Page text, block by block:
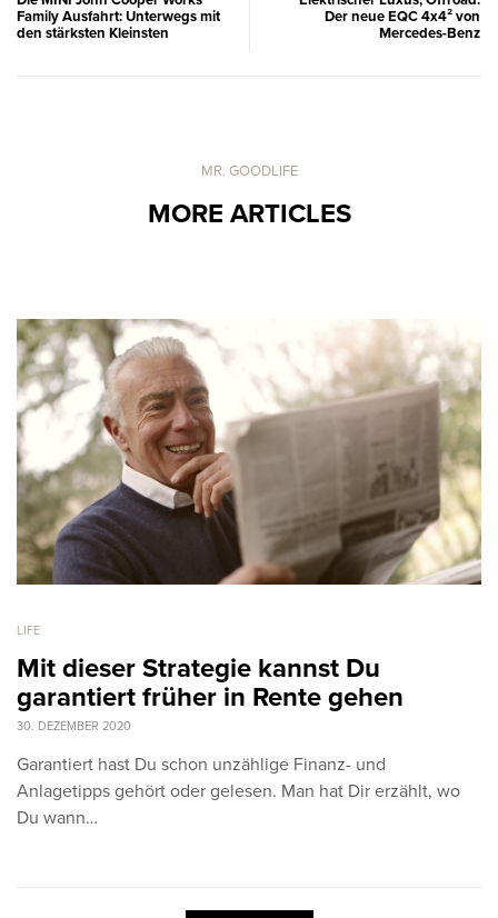
Family Ausfahrt: Unterwegs mit
den stärksten Kleinsten
Der neue EQC 4x4² von
Mercedes-Benz
MR. GOODLIFE
MORE ARTICLES
LIFE
Mit dieser Strategie kannst Du
garantiert früher in Rente gehen
30. DEZEMBER 2020
Garantiert hast Du schon unzählige Finanz- und
Anlagetipps gehört oder gelesen. Man hat Dir erzählt, wo
Du wann…